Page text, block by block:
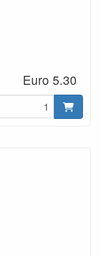
Euro 5.30